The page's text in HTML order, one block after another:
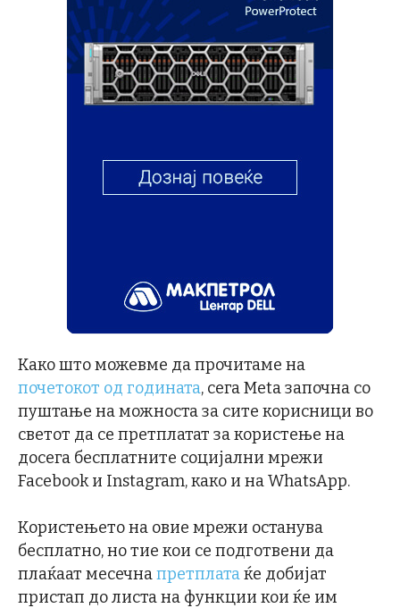
Како што можевме да прочитаме на
почетокот од годината, сега Meta започна со
пуштање на можноста за сите корисници во
светот да се претплатат за користење на
досега бесплатните социјални мрежи
Facebook и Instagram, како и на WhatsApp.
Користењето на овие мрежи останува
бесплатно, но тие кои се подготвени да
плаќаат месечнапретплатаќе добијат
пристап до листа на функции кои ќе им